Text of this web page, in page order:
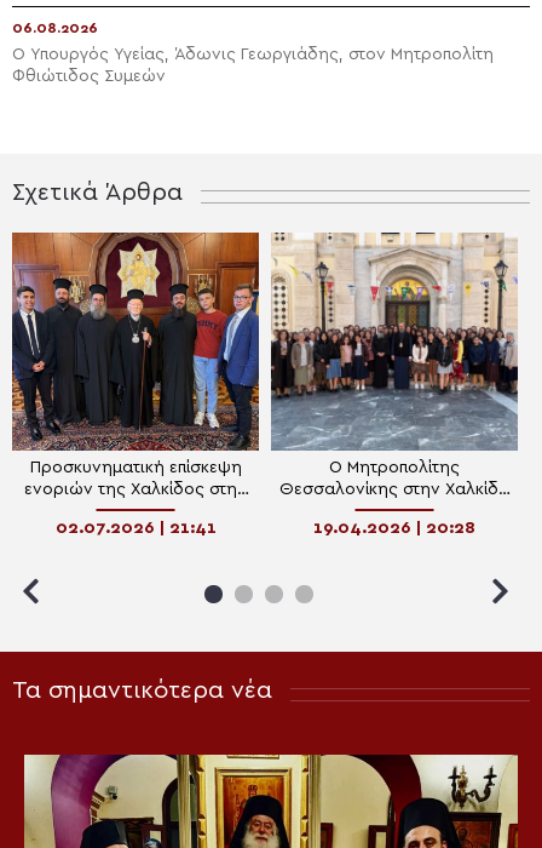
06.08.2026
Ο Υπουργός Υγείας, Άδωνις Γεωργιάδης, στον Μητροπολίτη
Φθιώτιδος Συμεών
Σχετικά Άρθρα
Προσκυνηματική επίσκεψη
ενοριών της Χαλκίδος στην
Κωνσταντινούπολη
02.07.2026 | 21:41
Ο Μητροπολίτης
Θεσσαλονίκης στην Χαλκίδα
την Κυριακή του Θωμά
19.04.2026 | 20:28
Τα σημαντικότερα νέα